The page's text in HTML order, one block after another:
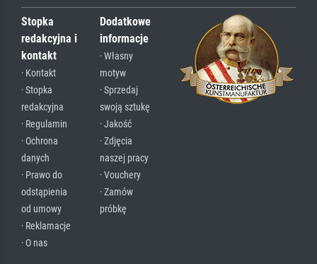
Stopka
redakcyjna i
kontakt
· Kontakt
· Stopka
redakcyjna
· Regulamin
· Ochrona
danych
· Prawo do
odstąpienia
od umowy
· Reklamacje
· O nas
Dodatkowe
informacje
· Własny
motyw
· Sprzedaj
swoją sztukę
· Jakość
· Zdjęcia
naszej pracy
· Vouchery
· Zamów
próbkę